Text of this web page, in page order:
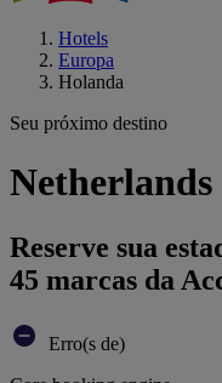
Hotels
Europa
Holanda
Seu próximo destino
Netherlands
Reserve sua
45 marcas da
Erro(s de)